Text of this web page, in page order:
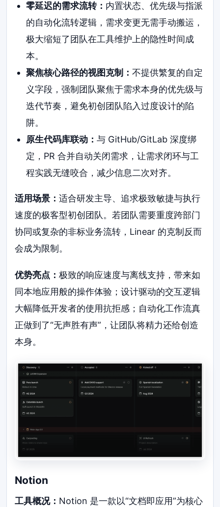
零延迟的需求流转： 内置状态、优先级与指派
的自动化流转逻辑，需求变更无需手动搬运，
极大缩短了团队在工具维护上的隐性时间成
本。
聚焦核心路径的视图克制： 不提供繁复的自定
义字段，强制团队聚焦于需求本身的优先级与
迭代节奏，避免初创团队陷入过度设计的陷
阱。
原生代码库联动： 与 GitHub/GitLab 深度绑
定，PR 合并自动关闭需求，让需求闭环与工
程实践无缝咬合，减少信息二次对齐。
适用场景：适合研发主导、追求极致敏捷与执行
速度的极客型初创团队。若团队需要重度跨部门
协同或复杂的非标业务流转，Linear 的克制反而
会成为限制。
优势亮点：极致的响应速度与离线支持，带来如
同本地应用般的操作体验；设计驱动的交互逻辑
大幅降低开发者的使用抗拒感；自动化工作流真
正做到了“无声胜有声”，让团队将精力还给创造
本身。
Notion
工具概况： Notion 是一款以“文档即应用”为核心